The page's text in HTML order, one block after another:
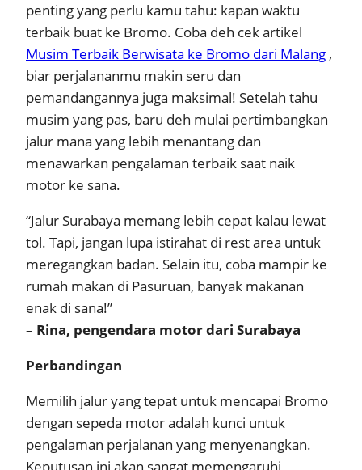
penting yang perlu kamu tahu: kapan waktu
terbaik buat ke Bromo. Coba deh cek artikel
Musim Terbaik Berwisata ke Bromo dari Malang ,
biar perjalananmu makin seru dan
pemandangannya juga maksimal! Setelah tahu
musim yang pas, baru deh mulai pertimbangkan
jalur mana yang lebih menantang dan
menawarkan pengalaman terbaik saat naik
motor ke sana.
“Jalur Surabaya memang lebih cepat kalau lewat
tol. Tapi, jangan lupa istirahat di rest area untuk
meregangkan badan. Selain itu, coba mampir ke
rumah makan di Pasuruan, banyak makanan
enak di sana!”
– Rina, pengendara motor dari Surabaya
Perbandingan
Memilih jalur yang tepat untuk mencapai Bromo
dengan sepeda motor adalah kunci untuk
pengalaman perjalanan yang menyenangkan.